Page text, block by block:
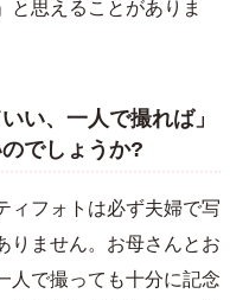
と思えることがありま
い、一人で撮れば」
でしょうか?
ィフォトは必ず夫婦で写
りません。お母さんとお
人で撮っても十分に記念